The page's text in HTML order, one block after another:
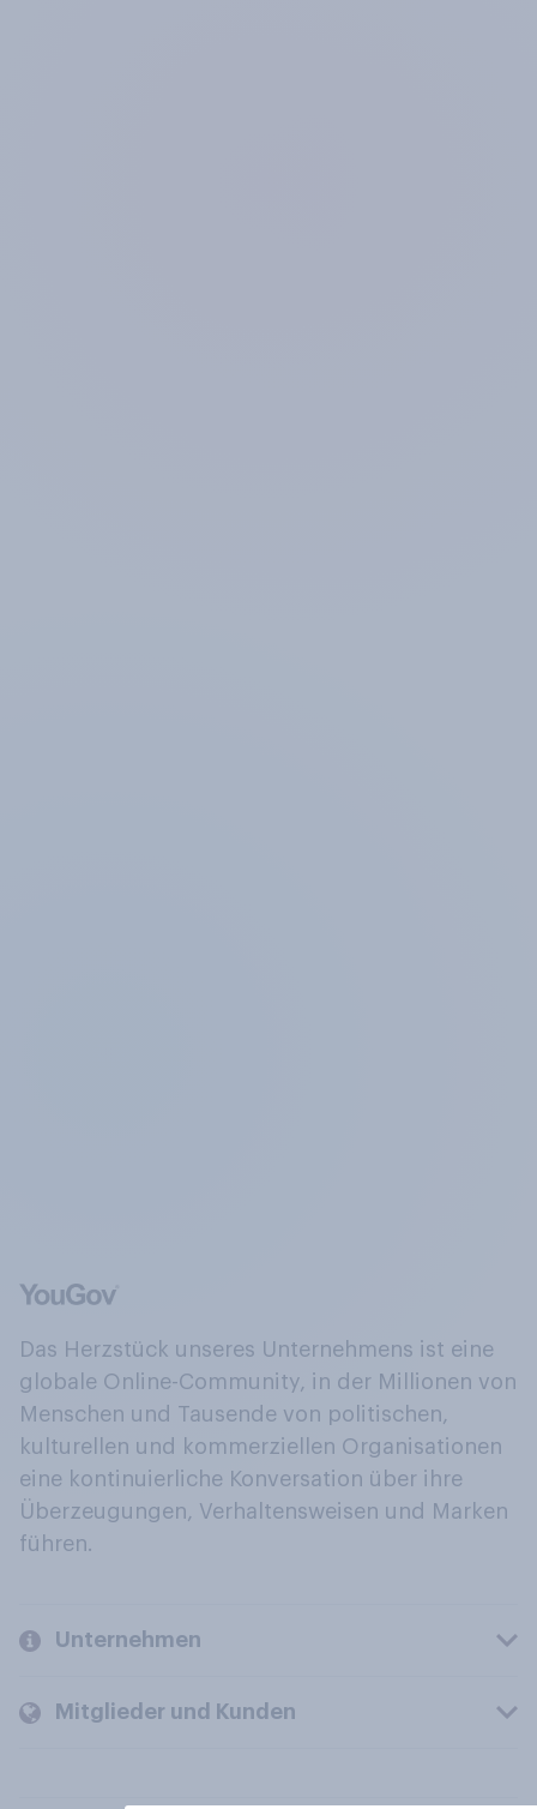
Das Herzstück unseres Unternehmens ist eine
globale Online-Community, in der Millionen von
Menschen und Tausende von politischen,
kulturellen und kommerziellen Organisationen
eine kontinuierliche Konversation über ihre
Überzeugungen, Verhaltensweisen und Marken
führen.
Unternehmen
Mitglieder und Kunden